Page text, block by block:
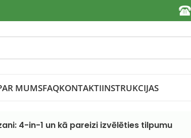
MUMSFAQKONTAKTIINSTRUKCIJAS
4-in-1 un kā pareizi izvēlēties tilpumu